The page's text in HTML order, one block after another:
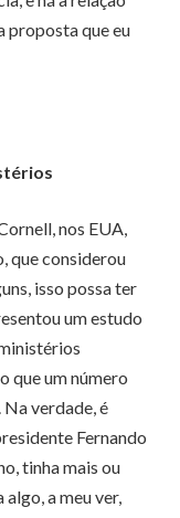
proposta que eu
nos EUA,
que considerou
isso possa ter
um estudo
que um número
verdade, é
Fernando
tinha mais ou
a meu ver,